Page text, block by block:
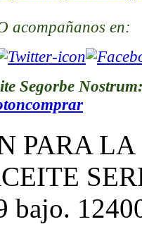
acompañanos en:
Segorbe
PARA
bajo.